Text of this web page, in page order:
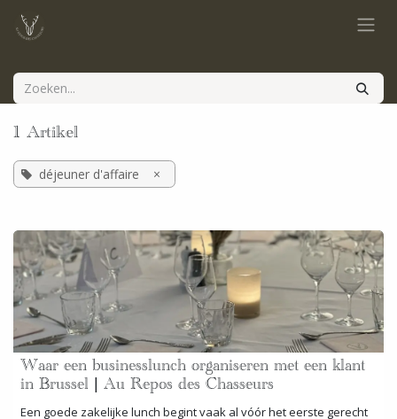
1 Artikel
déjeuner d'affaire ×
Waar een businesslunch organiseren met een klant
in Brussel | Au Repos des Chasseurs
Een goede zakelijke lunch begint vaak al vóór het eerste gerecht